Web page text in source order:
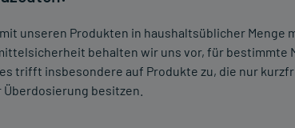
unseren Produkten in haushaltsüblicher Menge
behalten wir uns vor, für bestimmte
trifft insbesondere auf Produkte zu, die nur
besitzen.